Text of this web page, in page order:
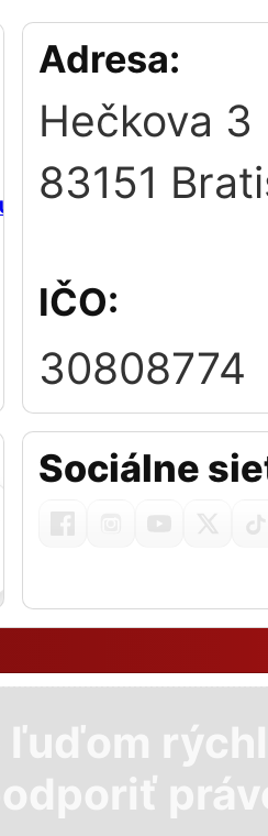
Adresa:
Hečkova 3
83151
IČO:
30808774
Sociálne
ľuďom